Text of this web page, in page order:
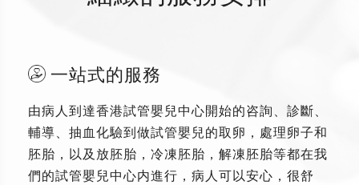
一站式的服務
由病人到達香港試管嬰兒中心開始的咨詢、診斷、
輔導、抽血化驗到做試管嬰兒的取卵，處理卵子和
胚胎，以及放胚胎，冷凍胚胎，解凍胚胎等都在我
們的試管嬰兒中心内進行，病人可以安心，很舒